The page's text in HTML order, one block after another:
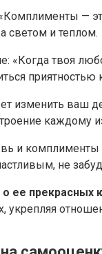
—
светом и теплом.
«Когда твоя
изменить ваш
каждому
и комплименты
не
ее прекрасных
укрепляя